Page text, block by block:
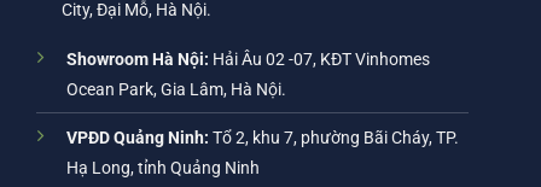
City, Đại Mỗ, Hà Nội.
Showroom Hà Nội: Hải Âu 02 -07, KĐT Vinhomes
Ocean Park, Gia Lâm, Hà Nội.
VPĐD Quảng Ninh: Tổ 2, khu 7, phường Bãi Cháy, TP.
Hạ Long, tỉnh Quảng Ninh